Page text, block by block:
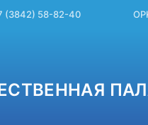
(3842) 58-82-40